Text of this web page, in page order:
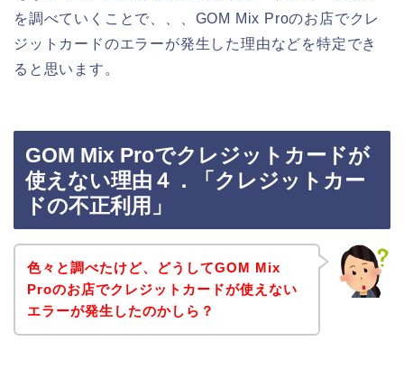
を調べていくことで、、、GOM Mix Proのお店でクレ
ジットカードのエラーが発生した理由などを特定でき
ると思います。
GOM Mix Proでクレジットカードが
使えない理由４．「クレジットカー
ドの不正利用」
色々と調べたけど、どうしてGOM Mix
Proのお店でクレジットカードが使えない
エラーが発生したのかしら？